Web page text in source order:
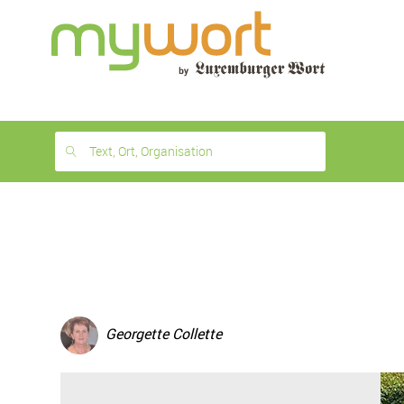
month
free
Text, Ort, Organisation
Georgette Collette